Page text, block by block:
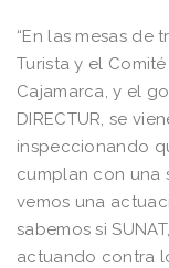
“En las mesas
Turista y el
Cajamarca, y el
DIRECTUR, se
inspeccionando
cumplan con una
vemos una
sabemos si
actuando contra